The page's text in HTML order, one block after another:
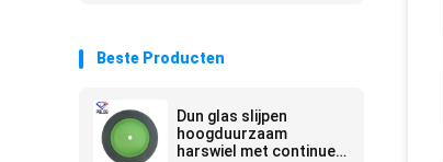
Beste Producten
Dun glas slijpen
hoogduurzaam
harswiel met continue